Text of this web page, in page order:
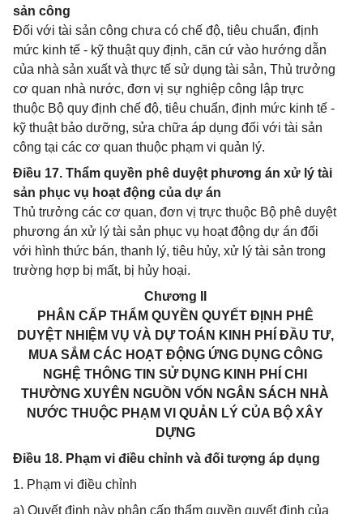
sản công
Đối với tài sản công chưa có chế độ, tiêu chuẩn, định
mức kinh tế - kỹ thuật quy định, căn cứ vào hướng dẫn
của nhà sản xuất và thực tế sử dụng tài sản, Thủ trưởng
cơ quan nhà nước, đơn vị sự nghiệp công lập trực
thuộc Bộ quy định chế độ, tiêu chuẩn, định mức kinh tế -
kỹ thuật bảo dưỡng, sửa chữa áp dụng đối với tài sản
công tại các cơ quan thuộc phạm vi quản lý.
Điều 17. Thẩm quyền phê duyệt phương án xử lý tài
sản phục vụ hoạt động của dự án
Thủ trưởng các cơ quan, đơn vị trực thuộc Bộ phê duyệt
phương án xử lý tài sản phục vụ hoạt động dự án đối
với hình thức bán, thanh lý, tiêu hủy, xử lý tài sản trong
trường hợp bị mất, bị hủy hoại.
Chương II
PHÂN CẤP THẨM QUYỀN QUYẾT ĐỊNH PHÊ
DUYỆT NHIỆM VỤ VÀ DỰ TOÁN KINH PHÍ ĐẦU TƯ,
MUA SẮM CÁC HOẠT ĐỘNG ỨNG DỤNG CÔNG
NGHỆ THÔNG TIN SỬ DỤNG KINH PHÍ CHI
THƯỜNG XUYÊN NGUỒN VỐN NGÂN SÁCH NHÀ
NƯỚC THUỘC PHẠM VI QUẢN LÝ CỦA BỘ XÂY
DỰNG
Điều 18. Phạm vi điều chỉnh và đối tượng áp dụng
1. Phạm vi điều chỉnh
a) Quyết định này phân cấp thẩm quyền quyết định của